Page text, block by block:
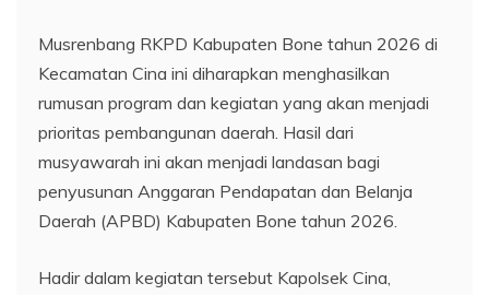
Musrenbang RKPD Kabupaten Bone tahun 2026 di
Kecamatan Cina ini diharapkan menghasilkan
rumusan program dan kegiatan yang akan menjadi
prioritas pembangunan daerah. Hasil dari
musyawarah ini akan menjadi landasan bagi
penyusunan Anggaran Pendapatan dan Belanja
Daerah (APBD) Kabupaten Bone tahun 2026.
Hadir dalam kegiatan tersebut Kapolsek Cina,